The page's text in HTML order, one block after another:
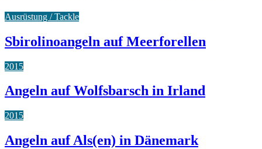
Ausrüstung / Tackle
Sbirolinoangeln auf Meerforellen
2015
Angeln auf Wolfsbarsch in Irland
2015
Angeln auf Als(en) in Dänemark